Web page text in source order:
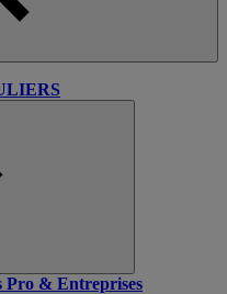
Pro & Entreprises